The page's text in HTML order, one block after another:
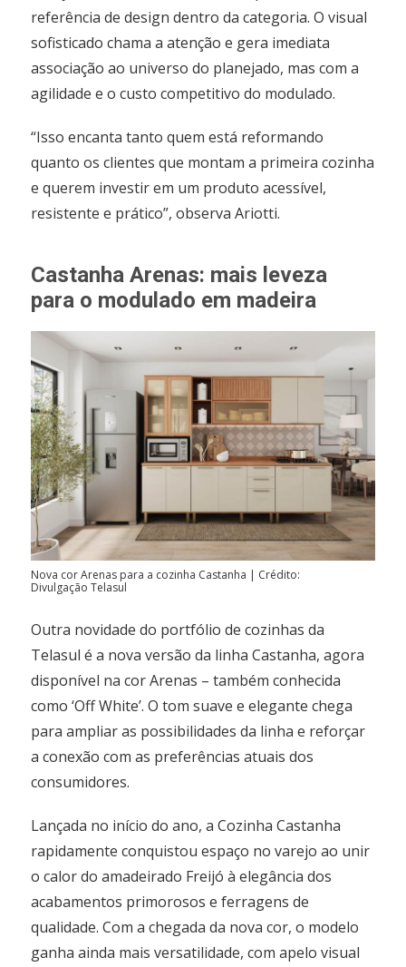
referência de design dentro da categoria. O visual
sofisticado chama a atenção e gera imediata
associação ao universo do planejado, mas com a
agilidade e o custo competitivo do modulado.
“Isso encanta tanto quem está reformando
quanto os clientes que montam a primeira cozinha
e querem investir em um produto acessível,
resistente e prático”, observa Ariotti.
Castanha Arenas: mais leveza
para o modulado em madeira
Nova cor Arenas para a cozinha Castanha | Crédito:
Divulgação Telasul
Outra novidade do portfólio de cozinhas da
Telasul é a nova versão da linha Castanha, agora
disponível na cor Arenas – também conhecida
como ‘Off White’. O tom suave e elegante chega
para ampliar as possibilidades da linha e reforçar
a conexão com as preferências atuais dos
consumidores.
Lançada no início do ano, a Cozinha Castanha
rapidamente conquistou espaço no varejo ao unir
o calor do amadeirado Freijó à elegância dos
acabamentos primorosos e ferragens de
qualidade. Com a chegada da nova cor, o modelo
ganha ainda mais versatilidade, com apelo visual